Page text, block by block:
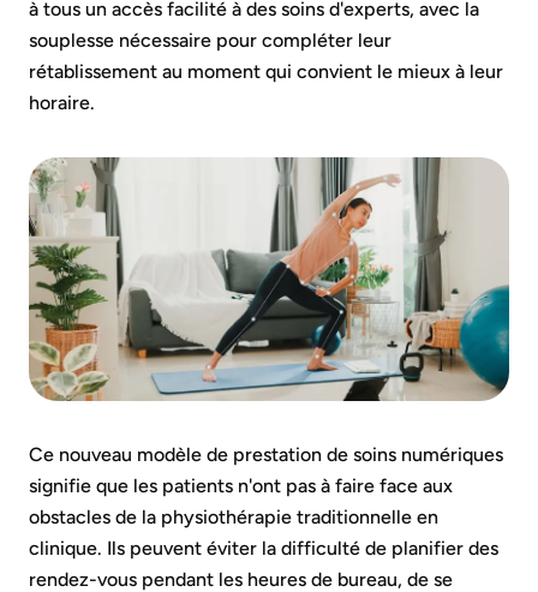
à tous un accès facilité à des soins d'experts, avec la
souplesse nécessaire pour compléter leur
rétablissement au moment qui convient le mieux à leur
horaire.
Ce nouveau modèle de prestation de soins numériques
signifie que les patients n'ont pas à faire face aux
obstacles de la physiothérapie traditionnelle en
clinique. Ils peuvent éviter la difficulté de planifier des
rendez-vous pendant les heures de bureau, de se